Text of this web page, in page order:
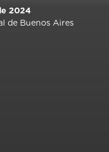
2024
de Buenos Aires